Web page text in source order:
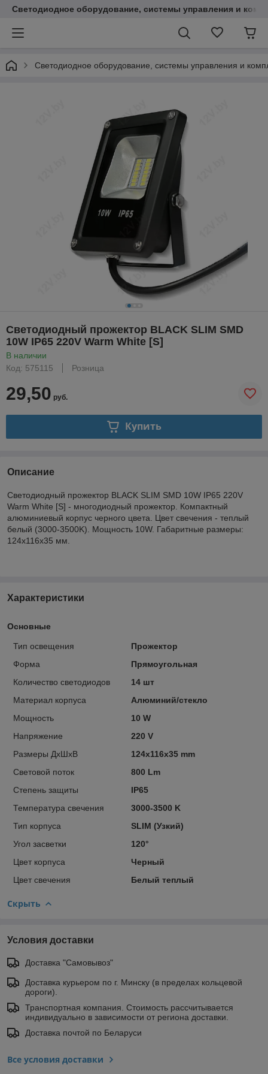
Светодиодное оборудование, системы управления и
Светодиодное оборудование, системы управления и
Светодиодный прожектор BLACK SLIM SMD
10W IP65 220V Warm White [S]
В наличии
Код: 575115
Розница
29,50 руб.
Купить
Описание
Светодиодный прожектор BLACK SLIM SMD 10W IP65 220V
Warm White [S] - многодиодный прожектор. Компактный
алюминиевый корпус черного цвета. Цвет свечения - теплый
белый (3000-3500K). Мощность 10W. Габаритные размеры:
124x116x35 мм.
Характеристики
Основные
Тип освещения
Прожектор
Форма
Прямоугольная
Количествo светодиодов
14 шт
Материал корпуса
Алюминий/стекло
Мощность
10 W
Напряжение
220 V
Размеры ДхШхВ
124x116x35 mm
Светoвой поток
800 Lm
Степень защиты
IP65
Температура свечения
3000-3500 K
Тип корпуса
SLIM (Узкий)
Угол засветки
120°
Цвет корпуса
Черный
Цвет свечения
Белый теплый
Скрыть
Условия доставки
Доставка "Самовывоз"
Доставка курьером по г. Минску (в пределах кольцевой
дороги).
Транспортная компания. Стоимость рассчитывается
индивидуально в зависимости от региона доставки.
Доставка почтой по Беларуси
Все условия доставки